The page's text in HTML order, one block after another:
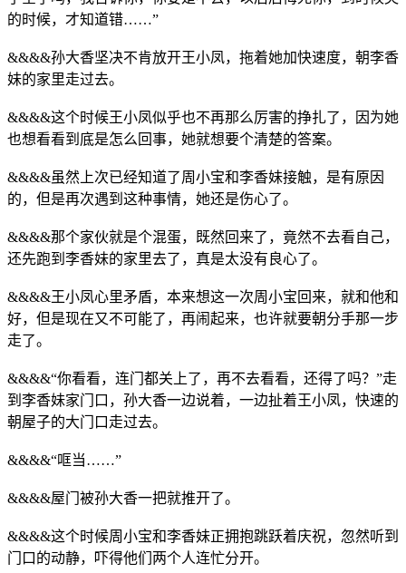
的时候，才知道错……”
&&&&孙大香坚决不肯放开王小凤，拖着她加快速度，朝李香
妹的家里走过去。
&&&&这个时候王小凤似乎也不再那么厉害的挣扎了，因为她
也想看看到底是怎么回事，她就想要个清楚的答案。
&&&&虽然上次已经知道了周小宝和李香妹接触，是有原因
的，但是再次遇到这种事情，她还是伤心了。
&&&&那个家伙就是个混蛋，既然回来了，竟然不去看自己，
还先跑到李香妹的家里去了，真是太没有良心了。
&&&&王小凤心里矛盾，本来想这一次周小宝回来，就和他和
好，但是现在又不可能了，再闹起来，也许就要朝分手那一步
走了。
&&&&“你看看，连门都关上了，再不去看看，还得了吗？”走
到李香妹家门口，孙大香一边说着，一边扯着王小凤，快速的
朝屋子的大门口走过去。
&&&&“哐当……”
&&&&屋门被孙大香一把就推开了。
&&&&这个时候周小宝和李香妹正拥抱跳跃着庆祝，忽然听到
门口的动静，吓得他们两个人连忙分开。